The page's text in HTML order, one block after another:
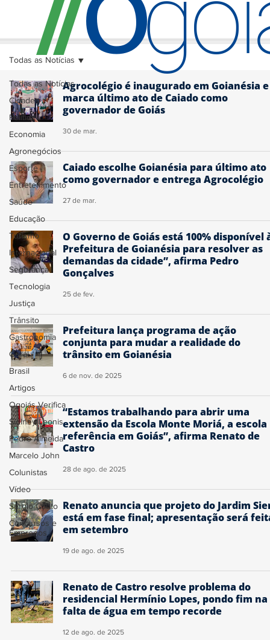
Todas as Notícias
Cidades
Política
Economia
Agronegócios
Esporte
Entretenimento
Saúde
Educação
Turismo
Internacional
Segurança
Tecnologia
Justiça
Trânsito
Gastronomia
Geral
Brasil
Artigos
Ogoiás Verifica
Sidiney Leonis
Pedro Almeida
Marcelo John
Colunistas
Vídeo
Sérgio Couto
Concursos e
Empregos
Todas as Notícias
Agrocolégio é inaugurado em Goianésia e
marca último ato de Caiado como
governador de Goiás
30 de mar.
Caiado escolhe Goianésia para último ato
como governador e entrega Agrocolégio
27 de mar.
O Governo de Goiás está 100% disponível
Prefeitura de Goianésia para resolver as
demandas da cidade”, afirma Pedro
Gonçalves
25 de fev.
Prefeitura lança programa de ação
conjunta para mudar a realidade do
trânsito em Goianésia
6 de nov. de 2025
“Estamos trabalhando para abrir uma
extensão da Escola Monte Moriá, a escola
referência em Goiás”, afirma Renato de
Castro
28 de ago. de 2025
Renato anuncia que projeto do Jardim
está em fase final; apresentação será
em setembro
19 de ago. de 2025
Renato de Castro resolve problema do
residencial Hermínio Lopes, pondo fim na
falta de água em tempo recorde
12 de ago. de 2025